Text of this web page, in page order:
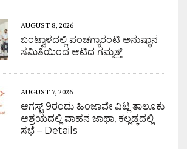
AUGUST 8, 2026
ಬಂಟ್ವಾಳದಲ್ಲಿ ಪಂಚಗ್ಯಾರಂಟಿ ಅನುಷ್ಠಾನ
ಸಮಿತಿಯಿಂದ ಆಟಿದ ಗಮ್ಮತ್ತ್
AUGUST 7, 2026
ಆಗಸ್ಟ್ 9ರಂದು ಹಿಂಜಾವೇ ವಿಟ್ಲ ತಾಲೂಕು
ಆಶ್ರಯದಲ್ಲಿ ವಾಹನ ಜಾಥಾ, ಕಲ್ಲಡ್ಕದಲ್ಲಿ
ಸಭೆ – Details